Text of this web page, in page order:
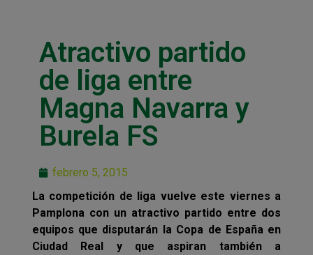
Atractivo partido
de liga entre
Magna Navarra y
Burela FS
febrero 5, 2015
La competición de liga vuelve este viernes a
Pamplona con un atractivo partido entre dos
equipos que disputarán la Copa de España en
Ciudad Real y que aspiran también a